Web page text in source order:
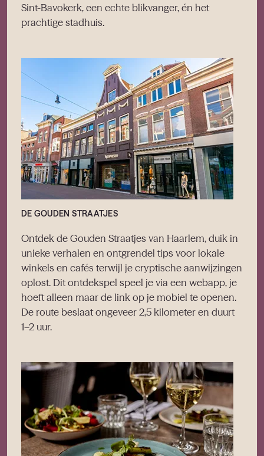
Sint-Bavokerk, een echte blikvanger, én het
prachtige stadhuis.
DE GOUDEN STRAATJES
Ontdek de Gouden Straatjes van Haarlem, duik in
unieke verhalen en ontgrendel tips voor lokale
winkels en cafés terwijl je cryptische aanwijzingen
oplost. Dit ontdekspel speel je via een webapp, je
hoeft alleen maar de link op je mobiel te openen.
De route beslaat ongeveer 2,5 kilometer en duurt
1–2 uur.